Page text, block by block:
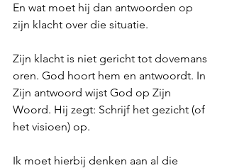
En wat moet hij dan antwoorden op
zijn klacht over die situatie.
Zijn klacht is niet gericht tot dovemans
oren. God hoort hem en antwoordt. In
Zijn antwoord wijst God op Zijn
Woord. Hij zegt: Schrijf het gezicht (of
het visioen) op.
Ik moet hierbij denken aan al die